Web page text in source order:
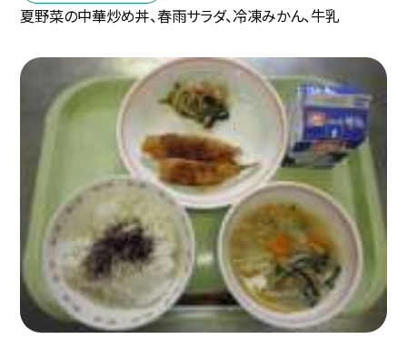
夏野菜の中華炒め丼、春雨サラダ、冷凍みかん、牛乳